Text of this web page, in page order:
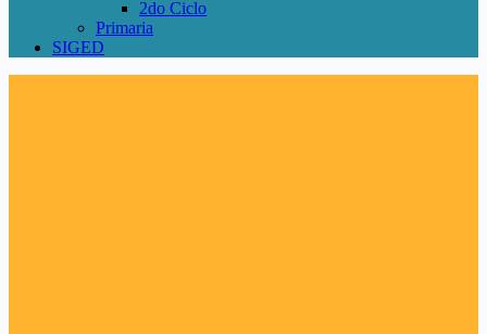
2do Ciclo
Primaria
SIGED